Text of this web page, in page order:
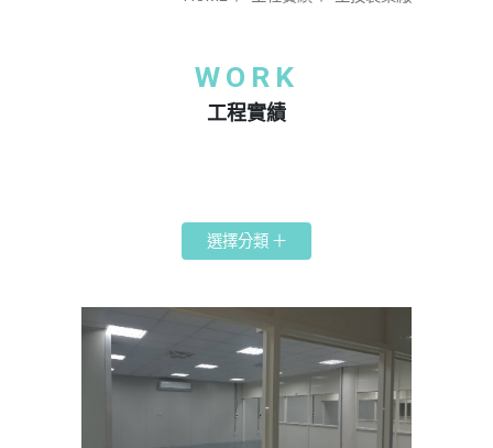
WORK
工程實績
選擇分類